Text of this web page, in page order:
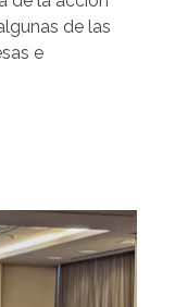
de las
e